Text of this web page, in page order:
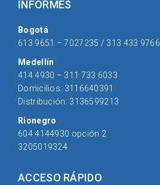
INFORMES
Bogotá
613 9651 – 7027235 / 313 433 9766
Medellín
414 4930 – 311 733 6033
Domicilios: 3116640391
Distribución: 3136599213
Rionegro
604 4144930 opción 2
3205019324
ACCESO RÁPIDO